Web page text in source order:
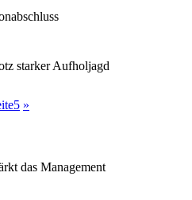
starker Aufholjagd
5 »
das Management